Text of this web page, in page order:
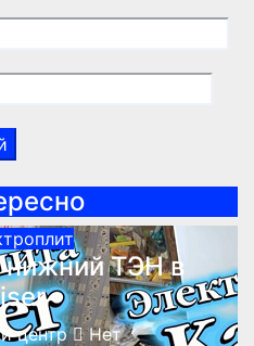
нижний ТЭН в
центр
Нет